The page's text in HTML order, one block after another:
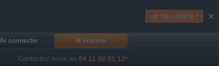
connecter M'inscrire
Contactez-nous au 04 11 88 01 12*
Je découvre ! ×